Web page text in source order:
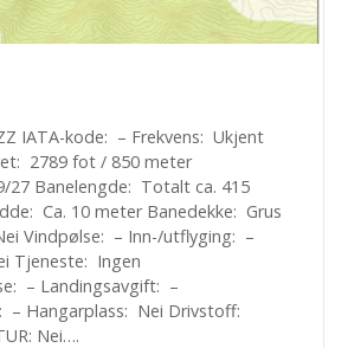
IATA-kode: – Frekvens: Ukjent
2789 fot / 850 meter
27 Banelengde: Totalt ca. 415
Ca. 10 meter Banedekke: Grus
Vindpølse: – Inn-/utflyging: –
Tjeneste: Ingen
– Landingsavgift: –
– Hangarplass: Nei Drivstoff:
Nei….